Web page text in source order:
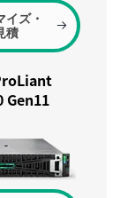
イズ・
積
Gen11